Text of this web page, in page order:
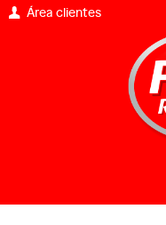
Área clientes